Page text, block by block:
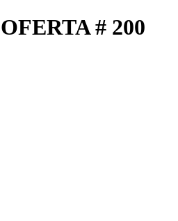
# 200